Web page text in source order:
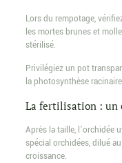
Lors du rempotage,
les mortes brunes et
stérilisé.
Privilégiez un pot
la photosynthèse
La fertilisation : un
Après la taille, l’orchidée
spécial orchidées, dilué
croissance.